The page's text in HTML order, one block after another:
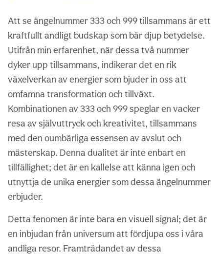
Att se ängelnummer 333 och 999 tillsammans är ett
kraftfullt andligt budskap som bär djup betydelse.
Utifrån min erfarenhet, när dessa två nummer
dyker upp tillsammans, indikerar det en rik
växelverkan av energier som bjuder in oss att
omfamna transformation och tillväxt.
Kombinationen av 333 och 999 speglar en vacker
resa av självuttryck och kreativitet, tillsammans
med den oumbärliga essensen av avslut och
mästerskap. Denna dualitet är inte enbart en
tillfällighet; det är en kallelse att känna igen och
utnyttja de unika energier som dessa ängelnummer
erbjuder.
Detta fenomen är inte bara en visuell signal; det är
en inbjudan från universum att fördjupa oss i våra
andliga resor. Framträdandet av dessa